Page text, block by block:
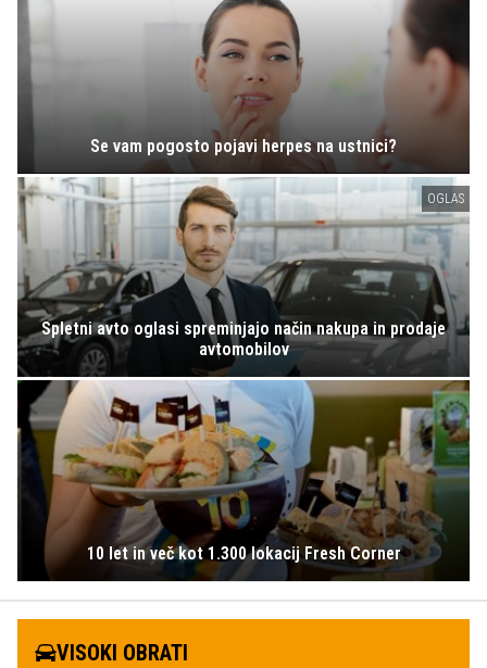
Se vam pogosto pojavi herpes na ustnici?
OGLAS
Spletni avto oglasi spreminjajo način nakupa in prodaje
avtomobilov
10 let in več kot 1.300 lokacij Fresh Corner
VISOKI OBRATI